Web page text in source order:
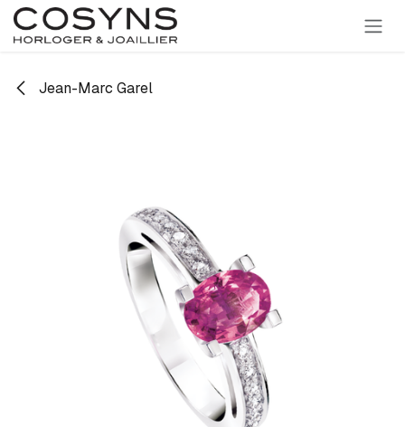
SE RENDRE AU CONTENU
Jean-Marc Garel